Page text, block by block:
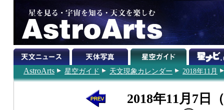
AstroArts 星空ガイド 天文現象カレンダー 2018年11月
2018年11月7日